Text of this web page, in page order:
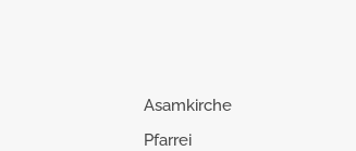
Asamkirche
Pfarrei